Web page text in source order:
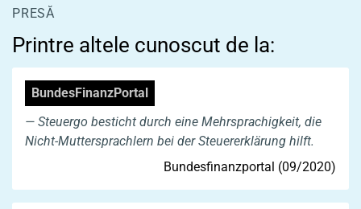
PRESĂ
Printre altele cunoscut de la:
BundesFinanzPortal
Steuergo besticht durch eine Mehrsprachigkeit, die
Nicht-Muttersprachlern bei der Steuererklärung hilft.
Bundesfinanzportal (09/2020)